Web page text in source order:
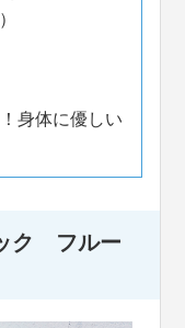
身体に優しい
ク フルー